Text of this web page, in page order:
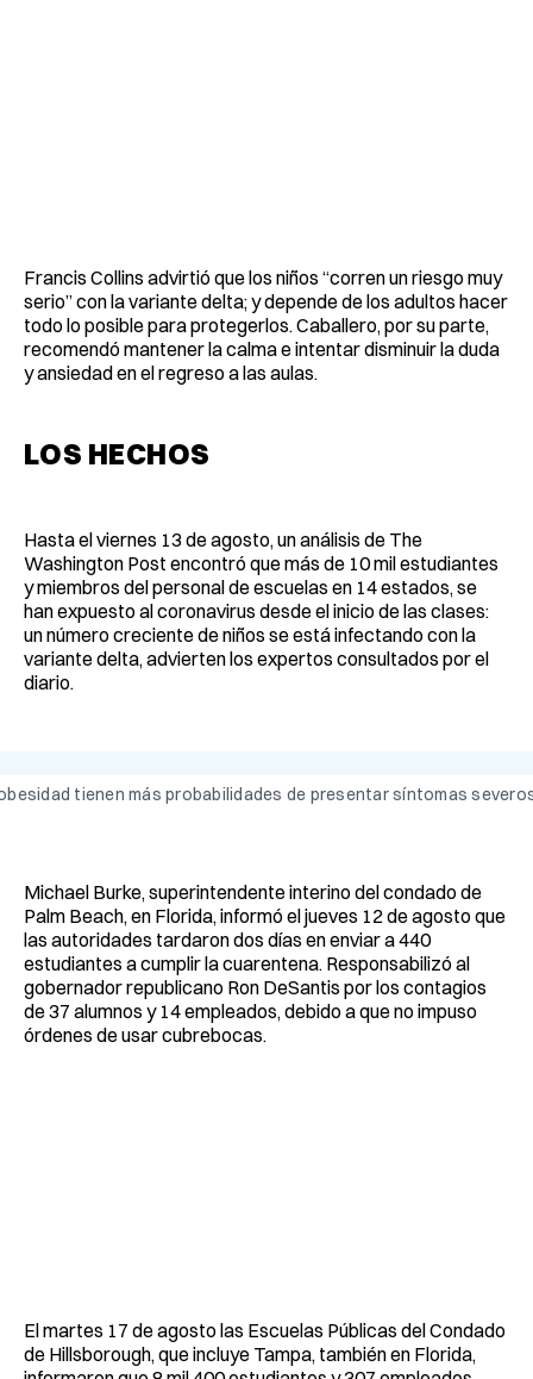
Francis Collins advirtió que los niños “corren un riesgo muy
serio” con la variante delta; y depende de los adultos hacer
todo lo posible para protegerlos. Caballero, por su parte,
recomendó mantener la calma e intentar disminuir la duda
y ansiedad en el regreso a las aulas.
LOS HECHOS
Hasta el viernes 13 de agosto, un análisis de The
Washington Post encontró que más de 10 mil estudiantes
y miembros del personal de escuelas en 14 estados, se
han expuesto al coronavirus desde el inicio de las clases:
un número creciente de niños se está infectando con la
variante delta, advierten los expertos consultados por el
diario.
tienen más probabilidades de presentar síntomas
Michael Burke, superintendente interino del condado de
Palm Beach, en Florida, informó el jueves 12 de agosto que
las autoridades tardaron dos días en enviar a 440
estudiantes a cumplir la cuarentena. Responsabilizó al
gobernador republicano Ron DeSantis por los contagios
de 37 alumnos y 14 empleados, debido a que no impuso
órdenes de usar cubrebocas.
El martes 17 de agosto las Escuelas Públicas del Condado
de Hillsborough, que incluye Tampa, también en Florida,